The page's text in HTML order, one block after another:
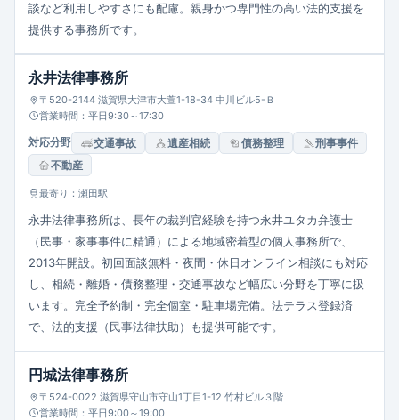
談など利用しやすさにも配慮。親身かつ専門性の高い法的支援を
提供する事務所です。
永井法律事務所
〒520-2144 滋賀県大津市大萱1-18-34 中川ビル5-Ｂ
営業時間：平日9:30～17:30
対応分野 交通事故 遺産相続 債務整理
刑事事件
不動産
最寄り：瀬田駅
永井法律事務所は、長年の裁判官経験を持つ永井ユタカ弁護士
（民事・家事事件に精通）による地域密着型の個人事務所で、
2013年開設。初回面談無料・夜間・休日オンライン相談にも対応
し、相続・離婚・債務整理・交通事故など幅広い分野を丁寧に扱
います。完全予約制・完全個室・駐車場完備。法テラス登録済
で、法的支援（民事法律扶助）も提供可能です。
円城法律事務所
〒524-0022 滋賀県守山市守山1丁目1-12 竹村ビル３階
営業時間：平日9:00～19:00